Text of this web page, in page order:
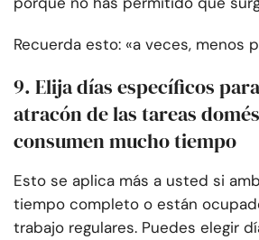
Recuerda esto: «a veces, menos
9. Elija días específicos
atracón de las tareas
consumen mucho tiempo
Esto se aplica más a usted si
tiempo completo o están
trabajo regulares. Puedes elegir